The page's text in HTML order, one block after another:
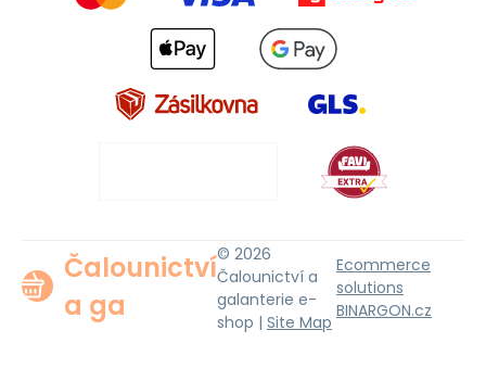
Čalounictví
a ga
© 2026
Čalounictví a
galanterie e-
shop | Site Map
Ecommerce
solutions
BINARGON.cz